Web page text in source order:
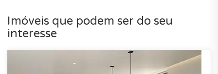
Imóveis que podem ser do seu
interesse